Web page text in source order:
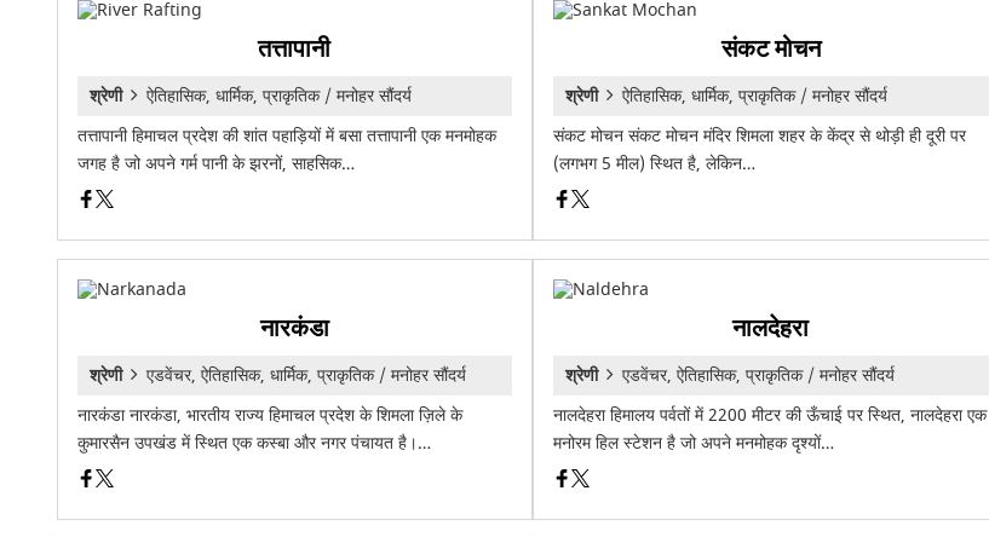
तत्तापानी
श्रेणी
ऐतिहासिक, धार्मिक, प्राकृतिक / मनोहर सौंदर्य
तत्तापानी हिमाचल प्रदेश की शांत पहाड़ियों में बसा तत्तापानी एक मनमोहक
जगह है जो अपने गर्म पानी के झरनों, साहसिक…
संकट मोचन
श्रेणी
ऐतिहासिक, धार्मिक, प्राकृतिक / मनोहर सौंदर्य
संकट मोचन संकट मोचन मंदिर शिमला शहर के केंद्र से थोड़ी ही दूरी पर
(लगभग 5 मील) स्थित है, लेकिन…
नारकंडा
श्रेणी
एडवेंचर, ऐतिहासिक, धार्मिक, प्राकृतिक / मनोहर सौंदर्य
नारकंडा नारकंडा, भारतीय राज्य हिमाचल प्रदेश के शिमला ज़िले के
कुमारसैन उपखंड में स्थित एक कस्बा और नगर पंचायत है।…
नालदेहरा
श्रेणी
एडवेंचर, ऐतिहासिक, प्राकृतिक / मनोहर सौंदर्य
नालदेहरा हिमालय पर्वतों में 2200 मीटर की ऊँचाई पर स्थित, नालदेहरा एक
मनोरम हिल स्टेशन है जो अपने मनमोहक दृश्यों…